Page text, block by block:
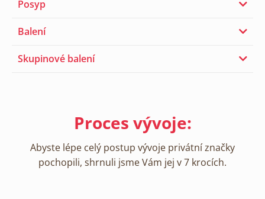
Posyp
Balení
Skupinové balení
Proces vývoje:
Abyste lépe celý postup vývoje privátní značky
pochopili, shrnuli jsme Vám jej v 7 krocích.